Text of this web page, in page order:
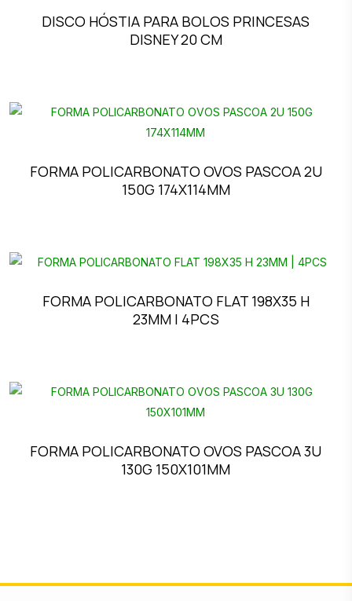
DISCO HÓSTIA PARA BOLOS PRINCESAS
DISNEY 20 CM
FORMA POLICARBONATO OVOS PASCOA 2U
150G 174X114MM
FORMA POLICARBONATO FLAT 198X35 H
23MM | 4PCS
FORMA POLICARBONATO OVOS PASCOA 3U
130G 150X101MM